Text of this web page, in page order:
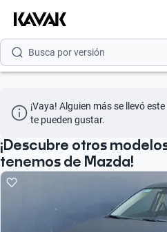
Busca por modelo
Busca por versión
Busca por marca
Busca por modelo
Busca por versión
¡Vaya! Alguien más se llevó
te pueden gustar.
¡Descubre otros
tenemos de Mazda!